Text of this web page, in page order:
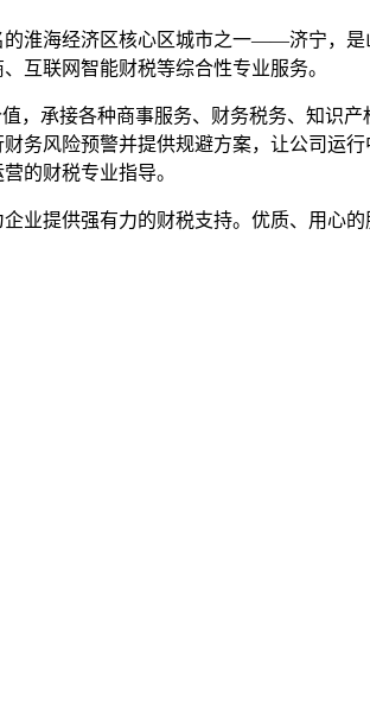
淮海经济区核心区城市之一——济宁，
互联网智能财税等综合性专业服务。
，承接各种商事服务、财务税务、知识
务风险预警并提供规避方案，让公司运
的财税专业指导。
业提供强有力的财税支持。优质、用心